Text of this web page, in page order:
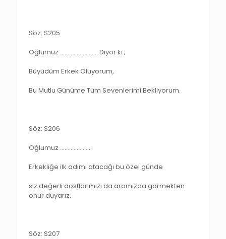
Söz: S205
Oğlumuz ……………………. Diyor ki ;
Büyüdüm Erkek Oluyorum,
Bu Mutlu Günüme Tüm Sevenlerimi Bekliyorum.
Söz: S206
Oğlumuz …………………
Erkekliğe ilk adımı atacağı bu özel günde
siz değerli dostlarımızı da aramızda görmekten
onur duyarız.
Söz: S207